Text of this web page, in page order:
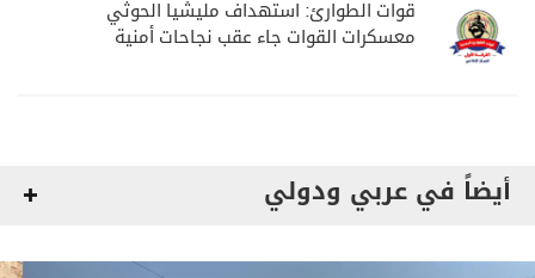
قوات الطوارئ: استهداف مليشيا الحوثي
معسكرات القوات جاء عقب نجاحات أمنية
أيضاً في عربي ودولي